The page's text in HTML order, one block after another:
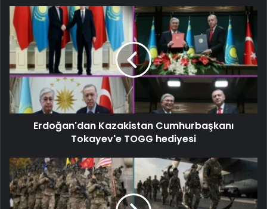
Erdoğan'dan Kazakistan Cumhurbaşkanı
Tokayev'e TOGG hediyesi